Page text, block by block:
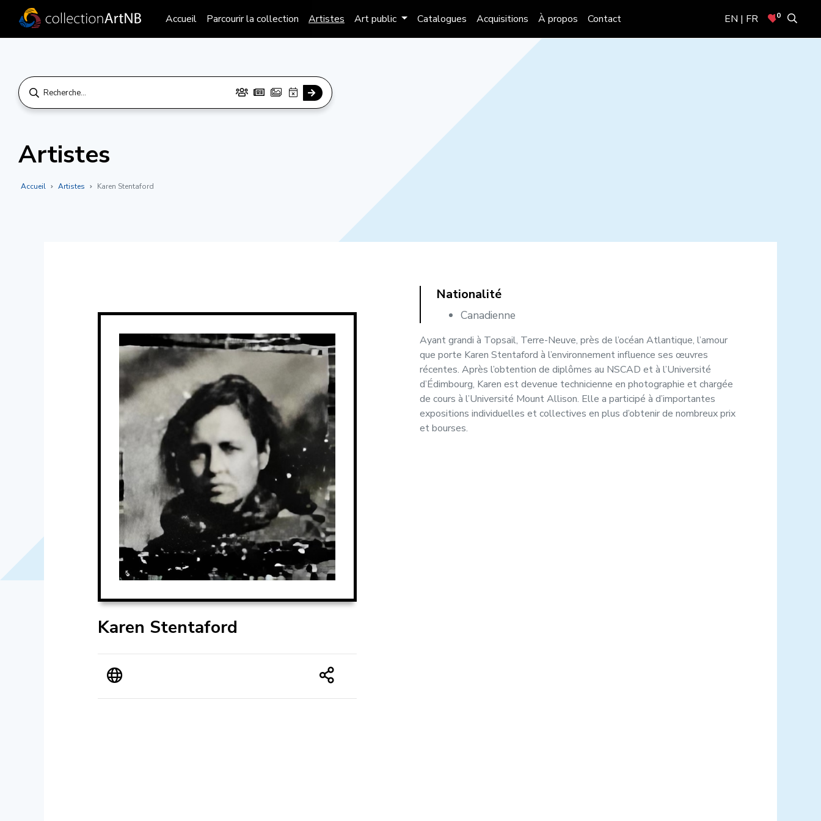
Accueil Parcourir la collection Artistes Art public Catalogues Acquisitions À propos Contact EN | FR 0
Artistes
Accueil Artistes Karen Stentaford
Karen Stentaford
Nationalité
Canadienne
Ayant grandi à Topsail, Terre-Neuve, près de l’océan Atlantique, l’amour
que porte Karen Stentaford à l’environnement influence ses œuvres
récentes. Après l’obtention de diplômes au NSCAD et à l’Université
d’Édimbourg, Karen est devenue technicienne en photographie et chargée
de cours à l’Université Mount Allison. Elle a participé à d’importantes
expositions individuelles et collectives en plus d’obtenir de nombreux prix
et bourses.